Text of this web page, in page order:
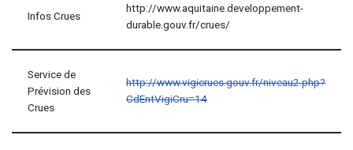
Infos Crues
http://www.aquitaine.developpement-
durable.gouv.fr/crues/
Service de
Prévision des
Crues
http://www.vigicrues.gouv.fr/niveau2.php?
CdEntVigiCru=14